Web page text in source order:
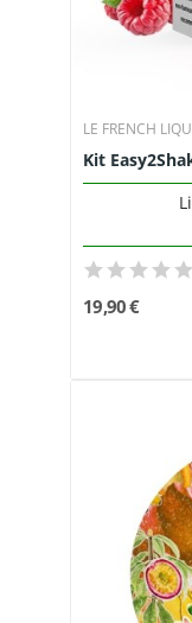
LE FRENCH
Kit
19,90 €